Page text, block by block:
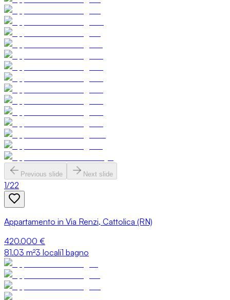
Previous slide Next slide
1/22
Appartamento in Via Renzi, Cattolica (RN)
420.000 €
81.03 m²3 locali1 bagno